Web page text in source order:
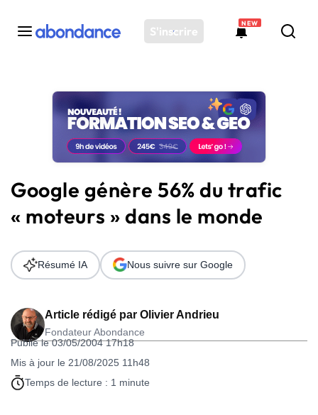
S'inscrire
NEW
Toutes les actus
Actus SEO
Plateforme
Solutions
Ressources
Audit SEO
Google génère 56% du trafic
« moteurs » dans le monde
Article rédigé par Olivier Andrieu
Fondateur Abondance
Publié le 03/05/2004 17h18
Mis à jour le 21/08/2025 11h48
Temps de lecture : 1 minute
Résumé IA Nous suivre sur Google